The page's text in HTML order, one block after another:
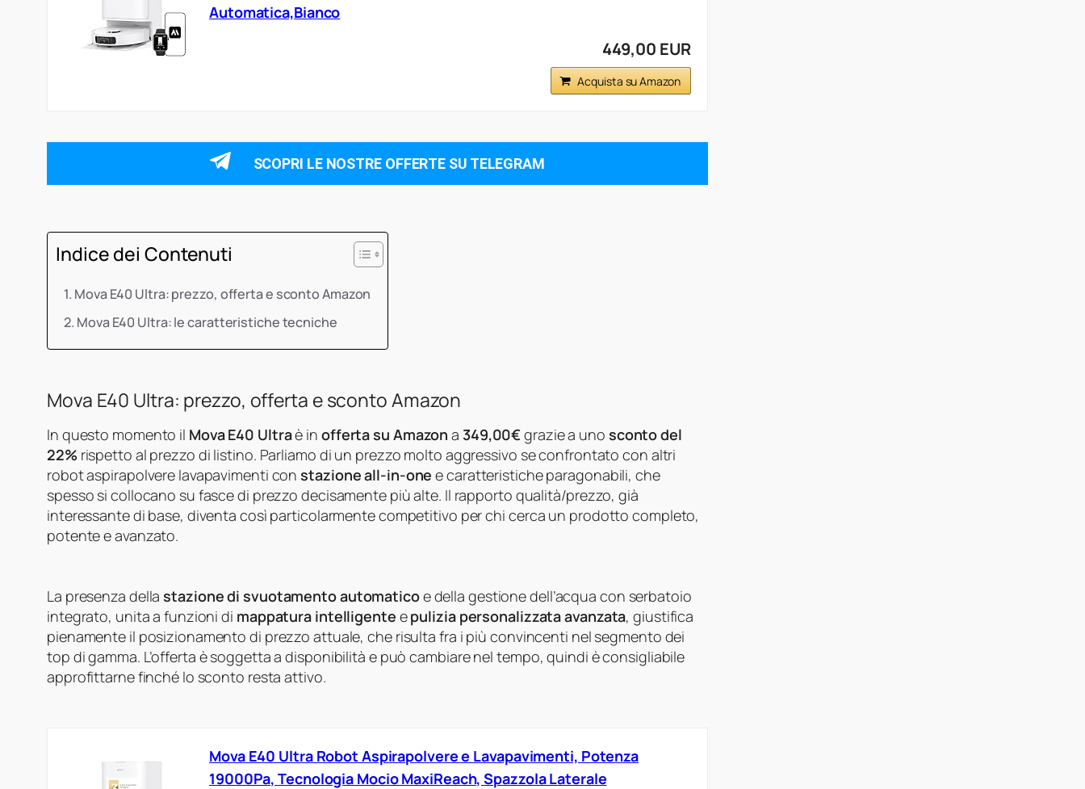
Automatica,Bianco
449,00 EUR
Acquista su Amazon
SCOPRI LE NOSTRE OFFERTE SU TELEGRAM
Indice dei Contenuti
Mova E40 Ultra: prezzo, offerta e sconto Amazon
Mova E40 Ultra: le caratteristiche tecniche
Mova E40 Ultra: prezzo, offerta e sconto Amazon
In questo momento il Mova E40 Ultraè in offerta su Amazon a 349,00€grazie a uno sconto del
22% rispetto al prezzo di listino. Parliamo di un prezzo molto aggressivo se confrontato con altri
robot aspirapolvere lavapavimenti constazione all-in-one e caratteristiche paragonabili, che
spesso si collocano su fasce di prezzo decisamente più alte. Il rapporto qualità/prezzo, già
interessante di base, diventa così particolarmente competitivo per chi cerca un prodotto completo,
potente e avanzato.
La presenza dellastazione di svuotamento automaticoe della gestione dell’acqua con serbatoio
integrato, unita a funzioni di mappatura intelligente epulizia personalizzata avanzata, giustifica
pienamente il posizionamento di prezzo attuale, che risulta fra i più convincenti nel segmento dei
top di gamma. L’offerta è soggetta a disponibilità e può cambiare nel tempo, quindi è consigliabile
approfittarne finché lo sconto resta attivo.
Mova E40 Ultra Robot Aspirapolvere e Lavapavimenti, Potenza
19000Pa, Tecnologia Mocio MaxiReach, Spazzola Laterale